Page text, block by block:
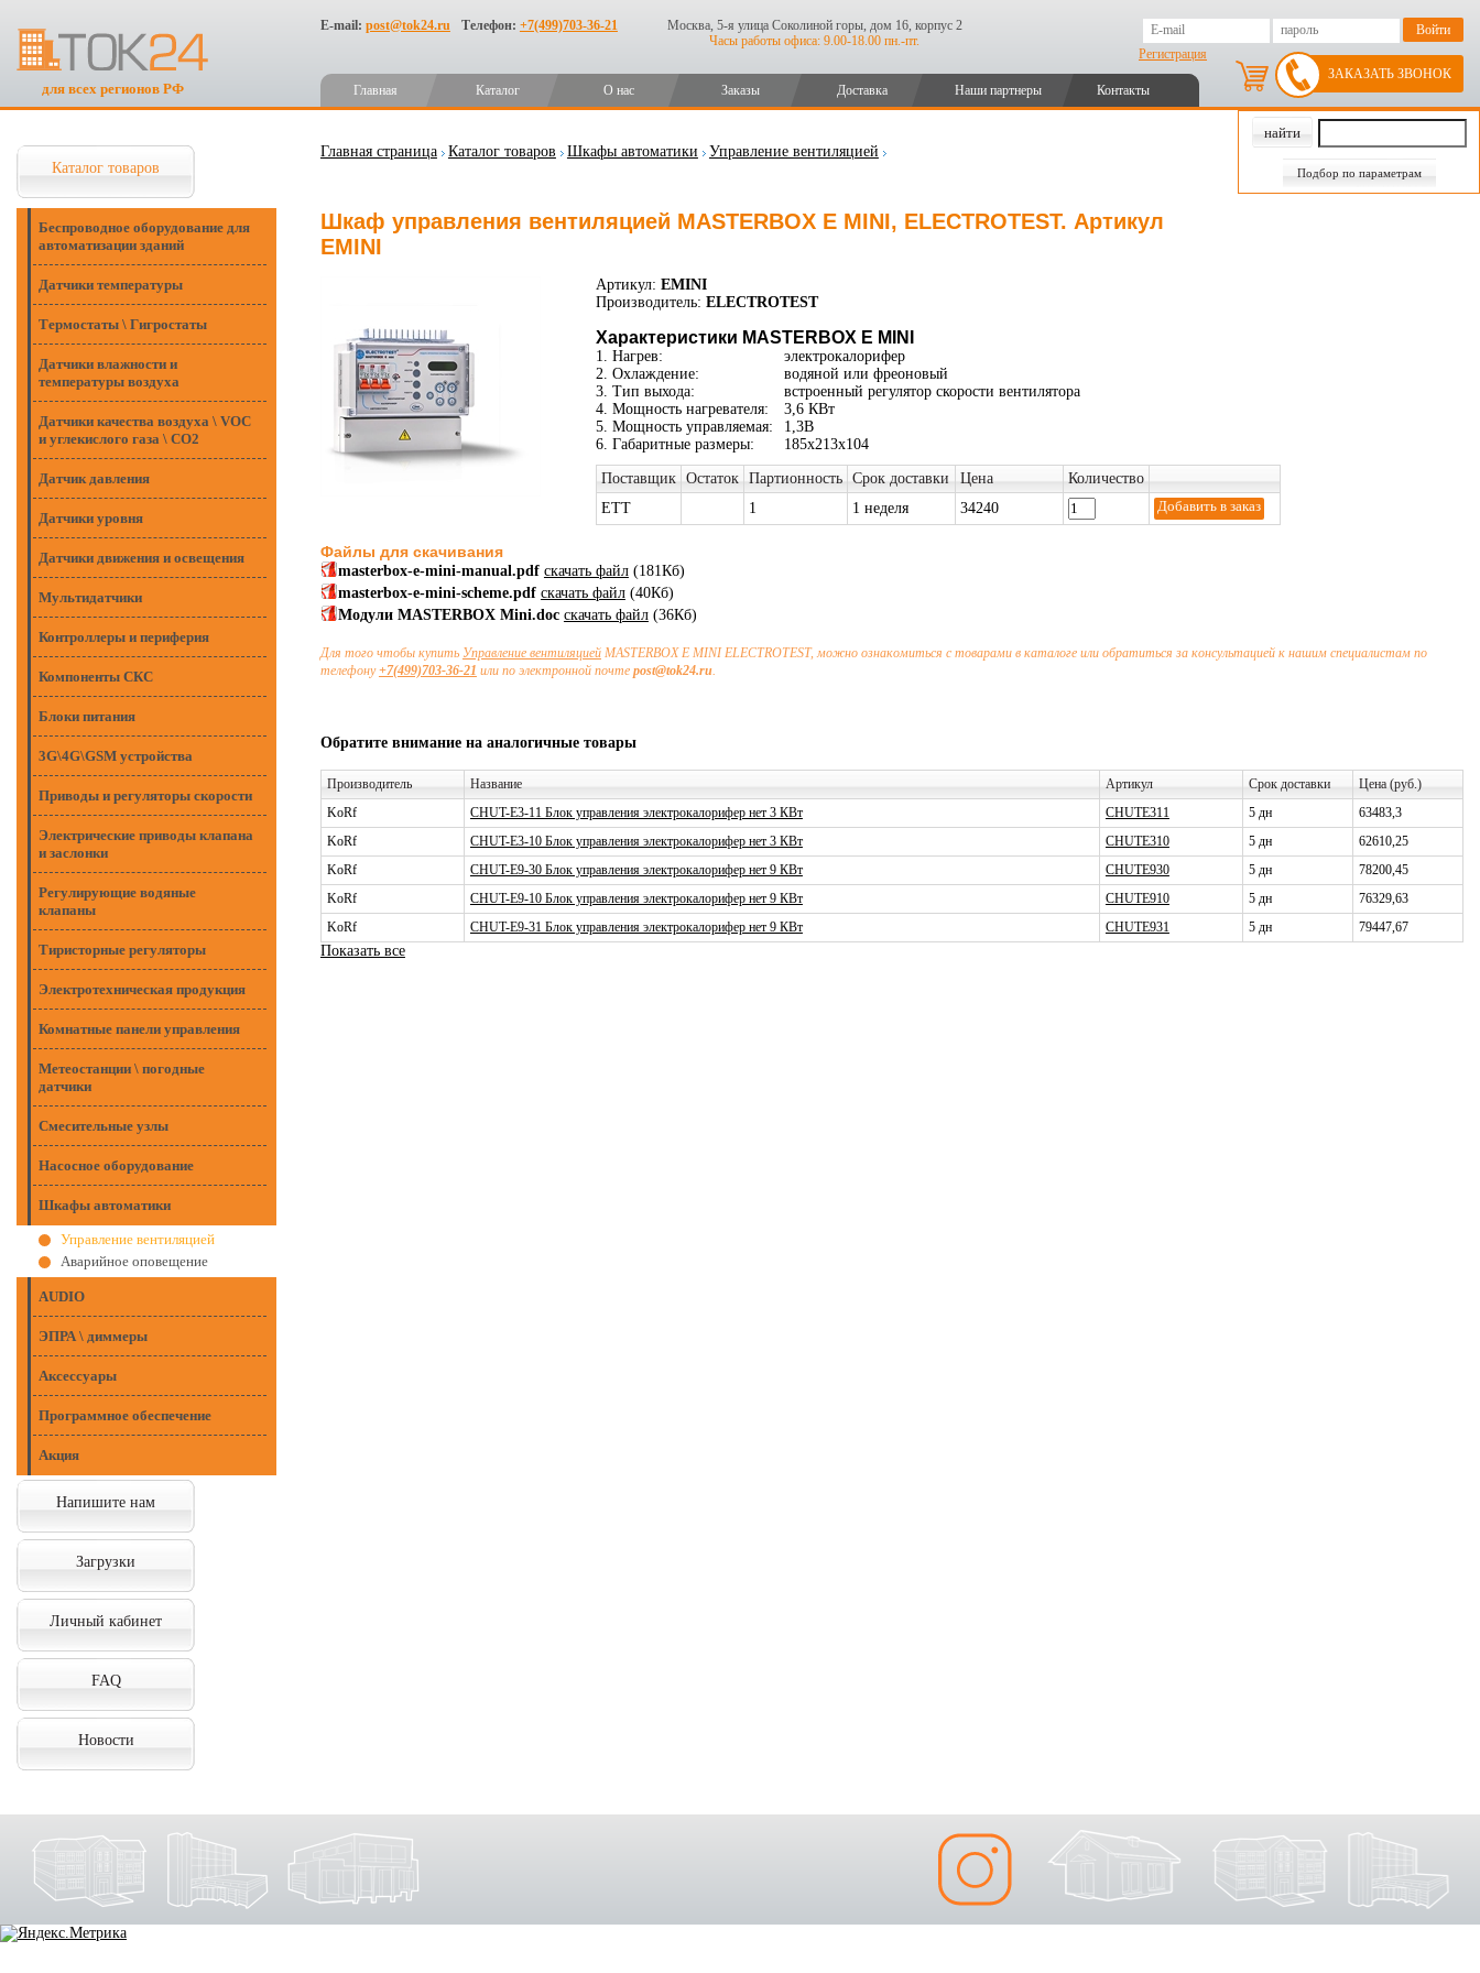
для всех регионов РФ
E-mail: post@tok24.ru Телефон: +7(499)703-36-21
Москва, 5-я улица Соколиной горы, дом 16, корпус 2
Часы работы офиса: 9.00-18.00 пн.-пт.
Регистрация
Главная Каталог О нас Заказы Доставка Наши партнеры Контакты
ЗАКАЗАТЬ ЗВОНОК
Подбор по параметрам
Каталог товаров
Беспроводное оборудование для
автоматизации зданий
Датчики температуры
Термостаты \ Гигростаты
Датчики влажности и
температуры воздуха
Датчики качества воздуха \ VOC
и углекислого газа \ CO2
Датчик давления
Датчики уровня
Датчики движения и освещения
Мультидатчики
Контроллеры и периферия
Компоненты СКС
Блоки питания
3G\4G\GSM устройства
Приводы и регуляторы скорости
Электрические приводы клапана
и заслонки
Регулирующие водяные
клапаны
Тиристорные регуляторы
Электротехническая продукция
Комнатные панели управления
Метеостанции \ погодные
датчики
Смесительные узлы
Насосное оборудование
Шкафы автоматики
Управление вентиляцией
Аварийное оповещение
AUDIO
ЭПРА \ диммеры
Аксессуары
Программное обеспечение
Акция
Напишите нам
Загрузки
Личный кабинет
FAQ
Новости
Главная страница Каталог товаров Шкафы автоматики Управление вентиляцией
Шкаф управления вентиляцией MASTERBOX E MINI, ELECTROTEST. Артикул
EMINI
Артикул: EMINI
Производитель: ELECTROTEST
Характеристики MASTERBOX E MINI
1. Нагрев:
электрокалорифер
2. Охлаждение:
водяной или фреоновый
3. Тип выхода:
встроенный регулятор скорости вентилятора
4. Мощность нагревателя:
3,6 КВт
5. Мощность управляемая:
1,3В
6. Габаритные размеры:
185х213х104
Поставщик Остаток Партионность Срок доставки Цена
Количество
ETT
1 1 неделя 34240
Файлы для скачивания
masterbox-e-mini-manual.pdf скачать файл(181Кб)
masterbox-e-mini-scheme.pdf скачать файл(40Кб)
Модули MASTERBOX Mini.doc скачать файл(36Кб)
Для того чтобы купить Управление вентиляциейMASTERBOX E MINI ELECTROTEST, можно ознакомиться с товарами в каталоге или обратиться за консультацией к нашим специалистам по
телефону+7(499)703-36-21 или по электронной почте post@tok24.ru.
Обратите внимание на аналогичные товары
Производитель Название Артикул Срок доставки
Цена (руб.)
KoRf
CHUT-E3-11 Блок управления электрокалорифер нет 3 КВт CHUTE311 5 дн
63483,3
KoRf
CHUT-E3-10 Блок управления электрокалорифер нет 3 КВт CHUTE310 5 дн
62610,25
KoRf
CHUT-E9-30 Блок управления электрокалорифер нет 9 КВт CHUTE930 5 дн
78200,45
KoRf
CHUT-E9-10 Блок управления электрокалорифер нет 9 КВт CHUTE910 5 дн
76329,63
KoRf
CHUT-E9-31 Блок управления электрокалорифер нет 9 КВт CHUTE931 5 дн 79447,67
Показать все